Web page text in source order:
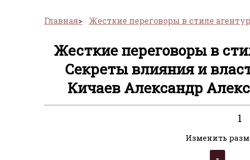
Главная Жесткие переговоры в стиле
Жесткие переговоры в
Секреты влияния и
Кичаев Александр
1
Изменить